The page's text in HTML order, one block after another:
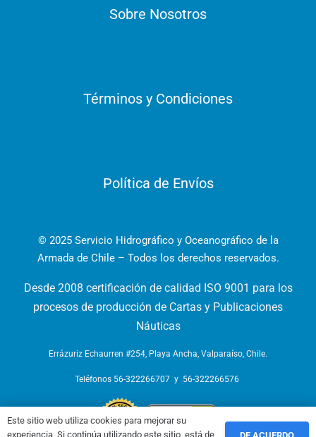
Sobre Nosotros
Términos y Condiciones
Política de Envíos
© 2025 Servicio Hidrográfico y Oceanográfico de la
Armada de Chile – Todos los derechos reservados.
Desde 2008 certificación de calidad ISO 9001 para los
procesos de producción de Cartas y Publicaciones
Náuticas
Errázuriz Echaurren #254, Playa Ancha, Valparaíso, Chile.
Teléfonos 56-322266707 y 56-322266576
Este sitio web utiliza cookies para mejorar su
experiencia. Si continúa utilizando este sitio, está de
DE ACUERDO